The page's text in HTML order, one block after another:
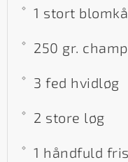
1 stort
250 gr.
3 fed hvidløg
2 store løg
1 håndfuld